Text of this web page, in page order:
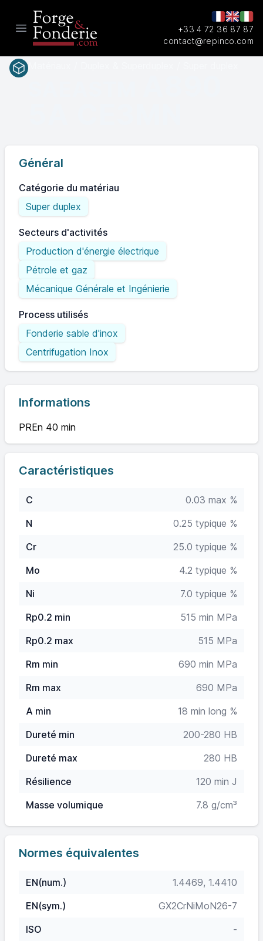
Open main menu
+33 4 72 36 87 87
contact@repinco.com
Général
Catégorie du matériau
Super duplex
Secteurs d'activités
Production d'énergie électrique
Pétrole et gaz
Mécanique Générale et Ingénierie
Process utilisés
Fonderie sable d'inox
Centrifugation Inox
Informations
PREn 40 min
Caractéristiques
C
0.03 max %
N
0.25 typique %
Cr
25.0 typique %
Mo
4.2 typique %
Ni
7.0 typique %
Rp0.2 min
515 min MPa
Rp0.2 max
515 MPa
Rm min
690 min MPa
Rm max
690 MPa
A min
18 min long %
Dureté min
200-280 HB
Dureté max
280 HB
Résilience
120 min J
Masse volumique
7.8 g/cm³
Normes équivalentes
EN(num.)
1.4469, 1.4410
EN(sym.)
GX2CrNiMoN26-7
ISO
-